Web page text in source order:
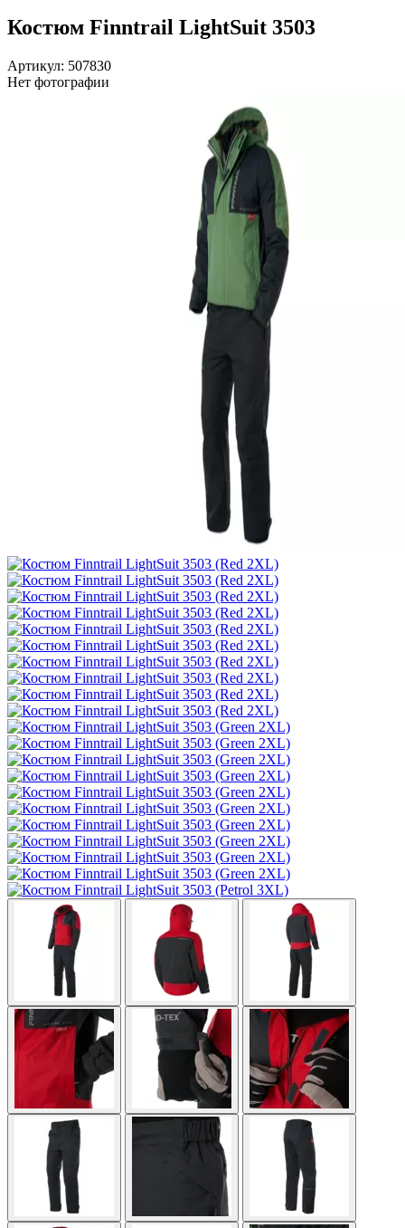
Костюм Finntrail LightSuit 3503
Артикул: 507830
Нет фотографии